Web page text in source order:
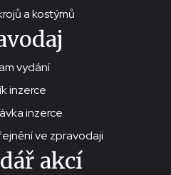
a kostýmů
vydání
inzerce
inzerce
ve zpravodaji
akcí